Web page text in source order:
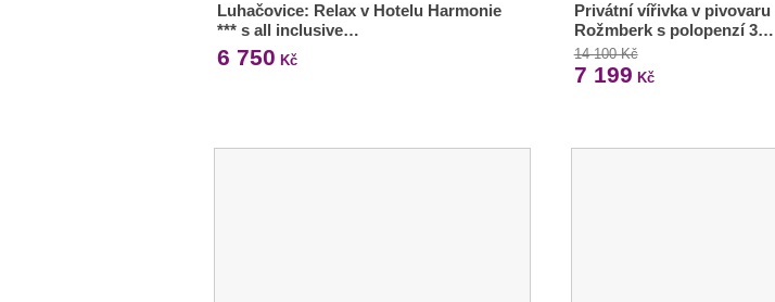
Luhačovice: Relax v Hotelu Harmonie
*** s all inclusive…
6 750 Kč
Privátní vířivka v pivovaru
Rožmberk s polopenzí 3…
14 100 Kč
7 199 Kč